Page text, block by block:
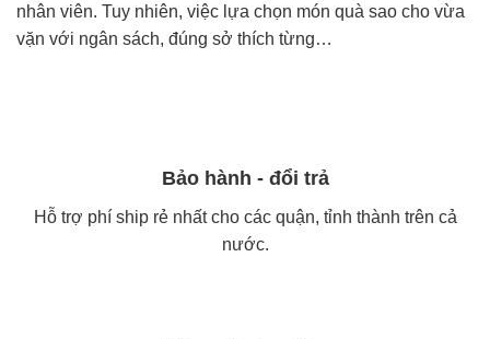
nhân viên. Tuy nhiên, việc lựa chọn món quà sao cho vừa
vặn với ngân sách, đúng sở thích từng…
Bảo hành - đổi trả
Hỗ trợ phí ship rẻ nhất cho các quận, tỉnh thành trên cả
nước.